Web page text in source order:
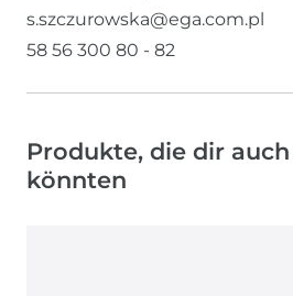
s.szczurowska@ega.com.pl
58 56 300 80 - 82
Produkte, die dir
könnten